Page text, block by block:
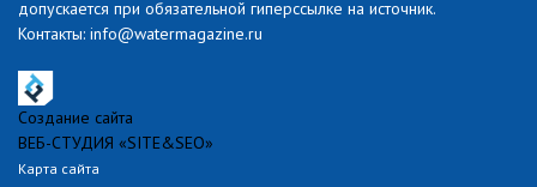
допускается при обязательной гиперссылке на источник.
Контакты: info@watermagazine.ru
Создание сайта
ВЕБ-СТУДИЯ «SITE&SEO»
Карта сайта